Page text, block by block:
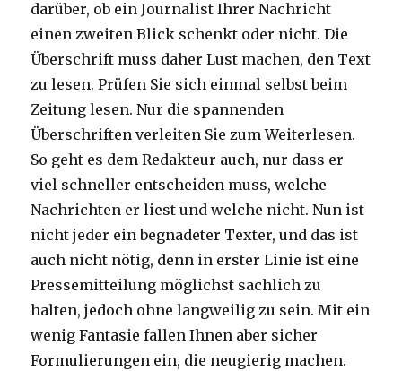
darüber, ob ein Journalist Ihrer Nachricht
einen zweiten Blick schenkt oder nicht. Die
Überschrift muss daher Lust machen, den Text
zu lesen. Prüfen Sie sich einmal selbst beim
Zeitung lesen. Nur die spannenden
Überschriften verleiten Sie zum Weiterlesen.
So geht es dem Redakteur auch, nur dass er
viel schneller entscheiden muss, welche
Nachrichten er liest und welche nicht. Nun ist
nicht jeder ein begnadeter Texter, und das ist
auch nicht nötig, denn in erster Linie ist eine
Pressemitteilung möglichst sachlich zu
halten, jedoch ohne langweilig zu sein. Mit ein
wenig Fantasie fallen Ihnen aber sicher
Formulierungen ein, die neugierig machen.